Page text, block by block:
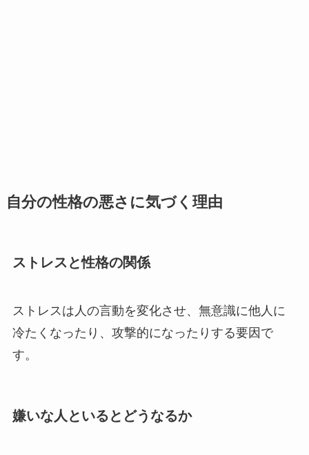
自分の性格の悪さに気づく理由
ストレスと性格の関係
ストレスは人の言動を変化させ、無意識に他人に
冷たくなったり、攻撃的になったりする要因で
す。
嫌いな人といるとどうなるか